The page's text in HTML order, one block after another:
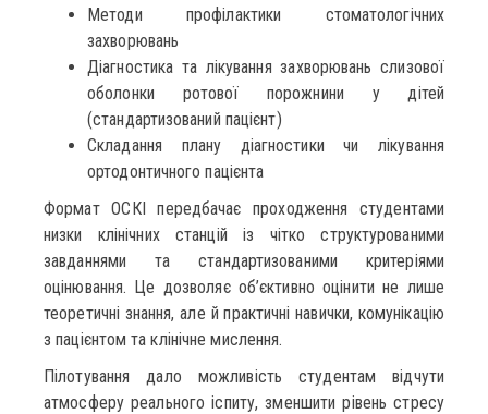
Методи профілактики стоматологічних
захворювань
Діагностика та лікування захворювань слизової
оболонки ротової порожнини у дітей
(стандартизований пацієнт)
Складання плану діагностики чи лікування
ортодонтичного пацієнта
Формат ОСКІ передбачає проходження студентами
низки клінічних станцій із чітко структурованими
завданнями та стандартизованими критеріями
оцінювання. Це дозволяє об’єктивно оцінити не лише
теоретичні знання, але й практичні навички, комунікацію
з пацієнтом та клінічне мислення.
Пілотування дало можливість студентам відчути
атмосферу реального іспиту, зменшити рівень стресу